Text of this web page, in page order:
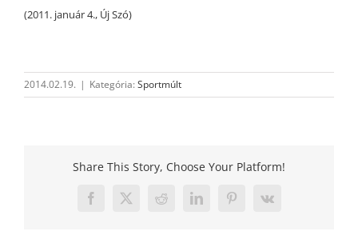
(2011. január 4., Új Szó)
2014.02.19. | Kategória: Sportmúlt
Share This Story, Choose Your Platform!
Facebook
X RedditLinkedInPinterest
Vk